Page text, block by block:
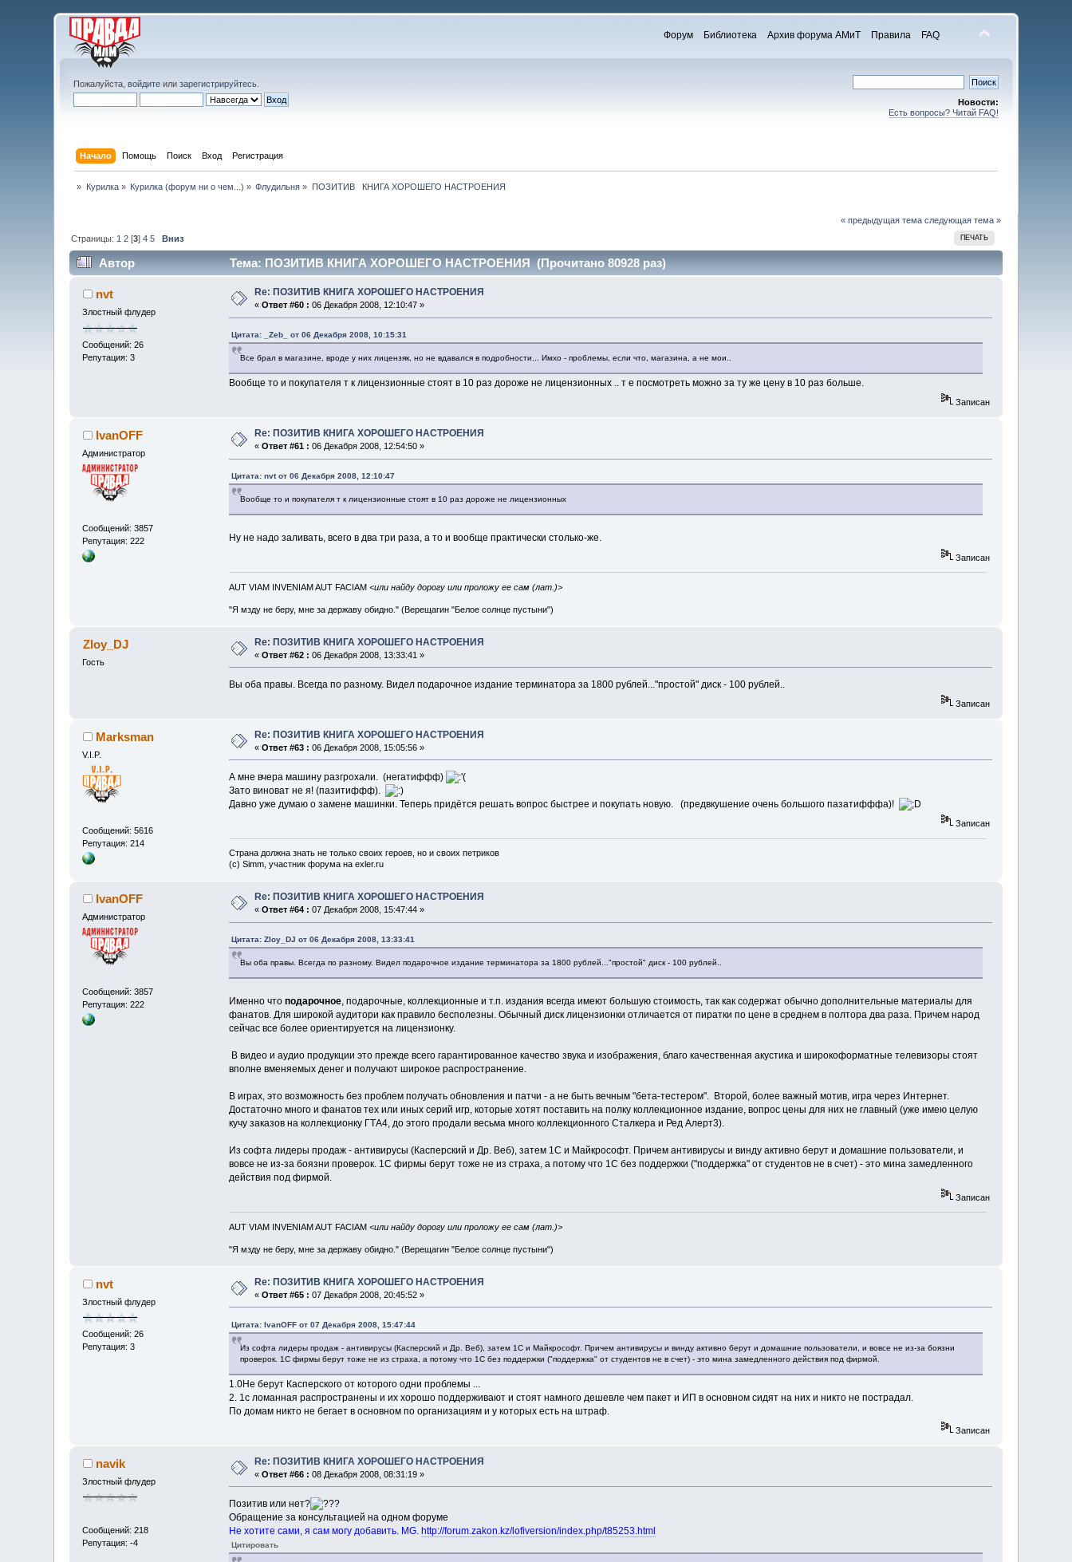
Форум Библиотека Архив форума АМиТ Правила FAQ
Пожалуйста,войдите илизарегистрируйтесь
Новости:
Есть вопросы? Читай FAQ!
Начало Помощь Поиск Вход Регистрация
» Курилка» Курилка (форум ни о чем...) » Флудильня » ПОЗИТИВ   КНИГА ХОРОШЕГО НАСТРОЕНИЯ
« предыдущая тема следующая тема »
ПЕЧАТЬ
Страницы: 1 2 [3]4 5 Вниз
Автор Тема: ПОЗИТИВ КНИГА ХОРОШЕГО НАСТРОЕНИЯ (Прочитано 80928 раз)
nvt
Злостный флудер
Сообщений: 26
Репутация: 3
Re: ПОЗИТИВ КНИГА ХОРОШЕГО НАСТРОЕНИЯ
«Ответ #60 : 06 Декабря 2008, 12:10:47 »
Цитата: _Zeb_ от 06 Декабря 2008, 10:15:31
Все брал в магазине, вроде у них лицензяк, но не вдавался в подробности... Имхо - проблемы, если что, магазина, а не мои..
Вообще то и покупателя т к лицензионные стоят в 10 раз дороже не лицензионных .. т е посмотреть можно за ту же цену в 10 раз больше.
Записан
IvanOFF
Администратор
Сообщений: 3857
Репутация: 222
Re: ПОЗИТИВ КНИГА ХОРОШЕГО НАСТРОЕНИЯ
«Ответ #61 : 06 Декабря 2008, 12:54:50 »
Цитата: nvt от 06 Декабря 2008, 12:10:47
Вообще то и покупателя т к лицензионные стоят в 10 раз дороже не лицензионных
Ну не надо заливать, всего в два три раза, а то и вообще практически столько-же.
Записан
AUT VIAM INVENIAM AUT FACIAM <или найду дорогу или проложу ее сам (лат.)>
"Я мзду не беру, мне за державу обидно." (Верещагин "Белое солнце пустыни")
Zloy_DJ
Гость
Re: ПОЗИТИВ КНИГА ХОРОШЕГО НАСТРОЕНИЯ
«Ответ #62 : 06 Декабря 2008, 13:33:41 »
Вы оба правы. Всегда по разному. Видел подарочное издание терминатора за 1800 рублей..."простой" диск - 100 рублей..
Записан
Marksman
V.I.P.
Сообщений: 5616
Репутация: 214
Re: ПОЗИТИВ КНИГА ХОРОШЕГО НАСТРОЕНИЯ
«Ответ #63 : 06 Декабря 2008, 15:05:56 »
А мне вчера машину разгрохали. (негатиффф)
Зато виноват не я! (пазитиффф).
Давно уже думаю о замене машинки. Теперь придётся решать вопрос быстрее и покупать новую. (предвкушение очень большого пазатифффа)!
Записан
Страна должна знать не только своих героев, но и своих петриков
(c) Simm, участник форума на exler.ru
IvanOFF
Администратор
Сообщений: 3857
Репутация: 222
Re: ПОЗИТИВ КНИГА ХОРОШЕГО НАСТРОЕНИЯ
«Ответ #64 : 07 Декабря 2008, 15:47:44 »
Цитата: Zloy_DJ от 06 Декабря 2008, 13:33:41
Вы оба правы. Всегда по разному. Видел подарочное издание терминатора за 1800 рублей..."простой" диск - 100 рублей..
Именно что подарочное, подарочные, коллекционные и т.п. издания всегда имеют большую стоимость, так как содержат обычно дополнительные материалы для
фанатов. Для широкой аудитори как правило бесполезны. Обычный диск лицензионки отличается от пиратки по цене в среднем в полтора два раза. Причем народ
сейчас все более ориентируется на лицензионку.
В видео и аудио продукции это прежде всего гарантированное качество звука и изображения, благо качественная акустика и широкоформатные телевизоры стоят
вполне вменяемых денег и получают широкое распространение.
В играх, это возможность без проблем получать обновления и патчи - а не быть вечным "бета-тестером". Второй, более важный мотив, игра через Интернет.
Достаточно много и фанатов тех или иных серий игр, которые хотят поставить на полку коллекционное издание, вопрос цены для них не главный (уже имею целую
кучу заказов на коллекционку ГТА4, до этого продали весьма много коллекционного Сталкера и Ред Алерт3).
Из софта лидеры продаж - антивирусы (Касперский и Др. Веб), затем 1С и Майкрософт. Причем антивирусы и винду активно берут и домашние пользователи, и
вовсе не из-за боязни проверок. 1С фирмы берут тоже не из страха, а потому что 1С без поддержки ("поддержка" от студентов не в счет) - это мина замедленного
действия под фирмой.
Записан
AUT VIAM INVENIAM AUT FACIAM <или найду дорогу или проложу ее сам (лат.)>
"Я мзду не беру, мне за державу обидно." (Верещагин "Белое солнце пустыни")
nvt
Злостный флудер
Сообщений: 26
Репутация: 3
Re: ПОЗИТИВ КНИГА ХОРОШЕГО НАСТРОЕНИЯ
«Ответ #65 : 07 Декабря 2008, 20:45:52 »
Цитата: IvanOFF от 07 Декабря 2008, 15:47:44
Из софта лидеры продаж - антивирусы (Касперский и Др. Веб), затем 1С и Майкрософт. Причем антивирусы и винду активно берут и домашние пользователи, и вовсе не из-за боязни
проверок. 1С фирмы берут тоже не из страха, а потому что 1С без поддержки ("поддержка" от студентов не в счет) - это мина замедленного действия под фирмой.
1.0Не берут Касперского от которого одни проблемы ...
2. 1с ломанная распространены и их хорошо поддерживают и стоят намного дешевле чем пакет и ИП в основном сидят на них и никто не пострадал.
По домам никто не бегает в основном по организациям и у которых есть на штраф.
Записан
navik
Злостный флудер
Сообщений: 218
Репутация: -4
Re: ПОЗИТИВ КНИГА ХОРОШЕГО НАСТРОЕНИЯ
«Ответ #66 : 08 Декабря 2008, 08:31:19 »
Позитив или нет?
Обращение за консультацией на одном форуме
Не хотите сами, я сам могу добавить. MG. http://forum.zakon.kz/lofiversion/index.php/t85253.html
Цитировать